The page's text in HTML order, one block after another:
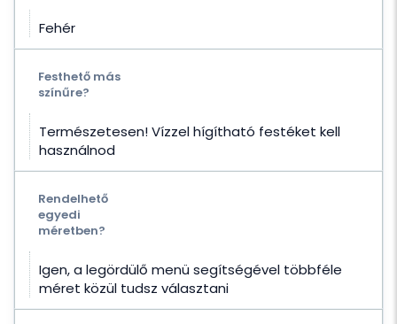
Fehér
Festhető más
színűre?
Természetesen! Vízzel hígítható festéket kell
használnod
Rendelhető
egyedi
méretben?
Igen, a legördülő menü segítségével többféle
méret közül tudsz választani